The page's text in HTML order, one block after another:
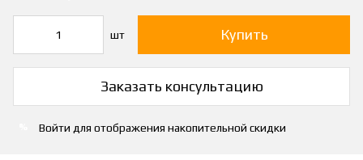
шт Купить
Заказать консультацию
Войти для отображения накопительной скидки